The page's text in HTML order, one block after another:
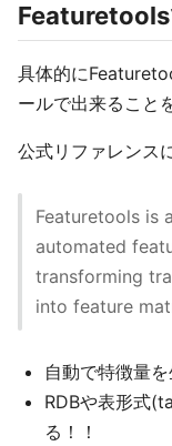
Featuretools
具体的に
ールで出来ること
公式リファレンス
Featuretools is
automated
transforming
into feature
自動で特徴量
RDBや表形式
る！！